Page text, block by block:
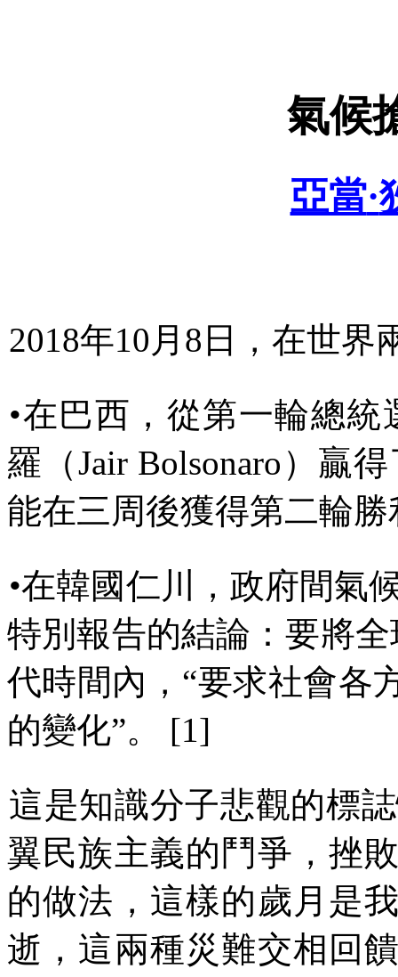
氣候
亞當·
2018年10 月 8 日，在世界
•在巴西，從第一輪總統
羅（Jair Bolsonaro ）贏
能在三周後獲得第二輪勝
•在韓國仁川，政府間氣
特別報告的結論：要將
代時間內， “要求社會各
的變化”。
[1]
這是知識分子悲觀的標
翼民族主義的鬥爭，挫
的做法，這樣的歲月是
逝，這兩種災難交相回